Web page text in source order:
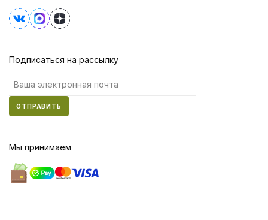
Подписаться на рассылку
ОТПРАВИТЬ
Мы принимаем